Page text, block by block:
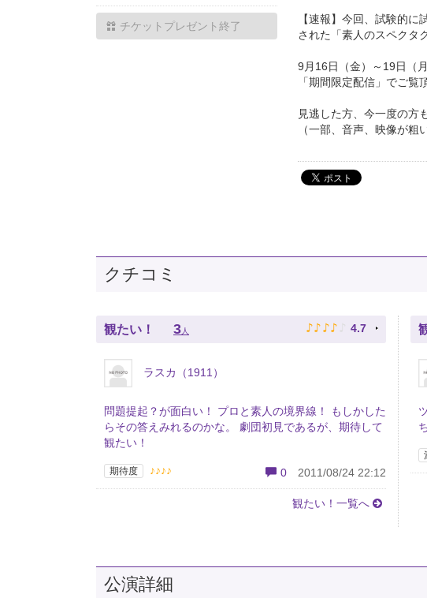
チケットプレゼント終了
【速報】今回、試験的
された「素人のスペクタ
9月16日（金）～19日（
「期間限定配信」でご覧
見逃した方、今一度の方
（一部、音声、映像が粗
クチコミ
観たい！ 3 人 ♪ ♪ ♪ ♪ ♪ 4.7
ラスカ（1911）
問題提起？が面白い！ プロと素人の境界線！ もしかした
らその答えみれるのかな。 劇団初見であるが、期待して
観たい！
期待度 ♪♪♪♪ 0 2011/08/24 22:12
観たい！一覧へ
公演詳細